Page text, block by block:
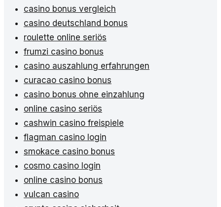
casino bonus vergleich
casino deutschland bonus
roulette online seriös
frumzi casino bonus
casino auszahlung erfahrungen
curacao casino bonus
casino bonus ohne einzahlung
online casino seriös
cashwin casino freispiele
flagman casino login
smokace casino bonus
cosmo casino login
online casino bonus
vulcan casino